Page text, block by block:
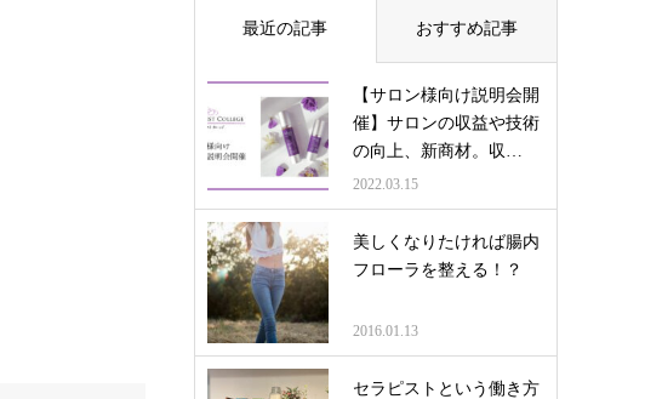
最近の記事 おすすめ記事
【サロン様向け説明会開
催】サロンの収益や技術
の向上、新商材。収…
2022.03.15
美しくなりたければ腸内
フローラを整える！？
2016.01.13
セラピストという働き方